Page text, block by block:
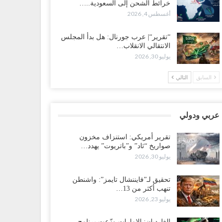
تُصعّد الحصار على اليمنيين.. وقرار بحرمان طلاب
من تعميد الشهادات يشعل غضباً واسعاً..!
يشغل خصومه بمعارك التعيينات.. وتحركات موازية
على ملفات المال والنفط..!
شحنة…
يواجه اتهامات بصفقة نفط سرية مع شركة أمريكية..
برميل يشعل غضب حضرموت..!
مكتب العليمي يقدم استقالته.. والخلافات تعصف
وصراع محتدم على خليفته..!
4, 2026
خرائط الشحن إلى السعودية..…
أغسطس 4, 2026
“تقرير“| عرب جورنال: هل بدأ المجلس
الانتقالي الانقلاب…
يوليو 30, 2026
السابق التالي
عربي ودولي
تقرير أمريكي: استنزاف مخزون
صواريخ “ثاد” و”باتريوت” يهدد…
يوليو 30, 2026
تحقيق لـ”فايننشال تايمز”: واشنطن
تنهب أكثر من 13…
يوليو 23, 2026